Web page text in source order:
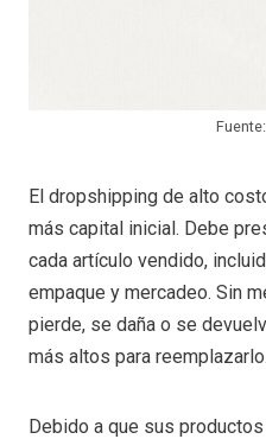
El dropshipping de alto
más capital inicial. Debe
cada artículo vendido,
empaque y mercadeo. Sin
pierde, se daña o se
más altos para reemplazarlo.
Debido a que sus